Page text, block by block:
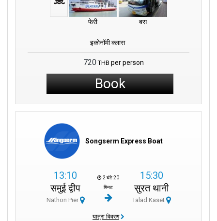
फेरी बस
इकोनॉमी क्लास
720 THB per person
Book
Songserm Express Boat
13:10
समुई द्वीप
Nathon Pier
2 घंटे 20
मिनट
15:30
सुरत थानी
Talad Kaset
यात्रा विवरण